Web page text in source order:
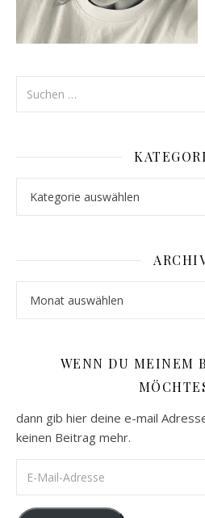
WENN DU MEINEM
dann gib hier deine e-mail
keinen Beitrag mehr.